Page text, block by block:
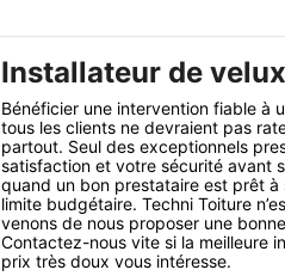
Installateur de
Bénéficier une intervention fiable à
tous les clients ne devraient pas
partout. Seul des exceptionnels
satisfaction et votre sécurité avant
quand un bon prestataire est prêt
limite budgétaire. Techni Toiture
venons de nous proposer une
Contactez-nous vite si la meilleure
prix très doux vous intéresse.